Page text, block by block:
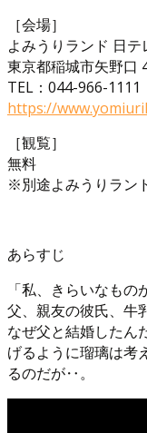
［会場］
よみうりランド 日
東京都稲城市矢野口
TEL：044-966-1111
https://
［観覧］
無料
※別途よみうりラン
あらすじ
「私、きらいなも
父、親友の彼氏、牛
なぜ父と結婚したん
げるように瑠璃は考
るのだが‥。